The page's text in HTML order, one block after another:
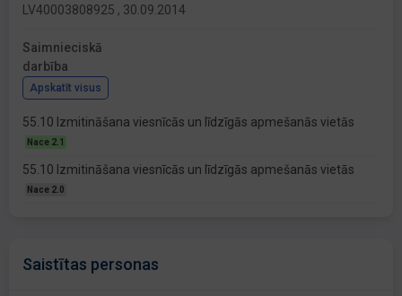
LV40003808925 , 30.09.2014
Saimnieciskā
darbība
Apskatīt visus
55.10 Izmitināšana viesnīcās un līdzīgās apmešanās vietās
Nace 2.1
55.10 Izmitināšana viesnīcās un līdzīgās apmešanās vietās
Nace 2.0
Saistītas personas